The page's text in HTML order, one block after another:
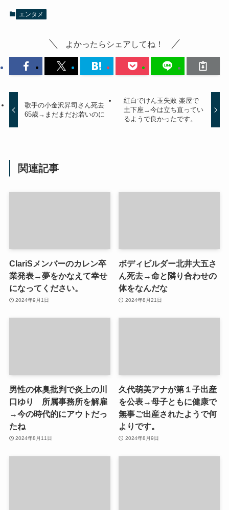
エンタメ
よかったらシェアしてね！
歌手の小金沢昇司さん死去
65歳→まだまだお若いのに
紅白でけん玉失敗 楽屋で
土下座→今は立ち直ってい
るようで良かったです。
関連記事
ClariSメンバーのカレン卒
業発表→夢をかなえて幸せ
になってください。
2024年9月1日
ボディビルダー北井大五さ
ん死去→命と隣り合わせの
体をなんだな
2024年8月21日
男性の体臭批判で炎上の川
口ゆり 所属事務所を解雇
→今の時代的にアウトだっ
たね
2024年8月11日
久代萌美アナが第１子出産
を公表→母子ともに健康で
無事ご出産されたようで何
よりです。
2024年8月9日